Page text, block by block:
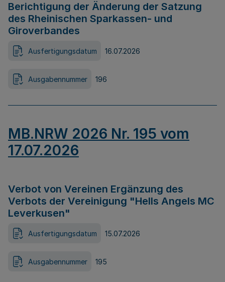
Berichtigung der Änderung der Satzung
des Rheinischen Sparkassen- und
Giroverbandes
Ausfertigungsdatum 16.07.2026
Ausgabennummer 196
MB.NRW 2026 Nr. 195 vom
17.07.2026
Verbot von Vereinen Ergänzung des
Verbots der Vereinigung "Hells Angels MC
Leverkusen"
Ausfertigungsdatum 15.07.2026
Ausgabennummer 195